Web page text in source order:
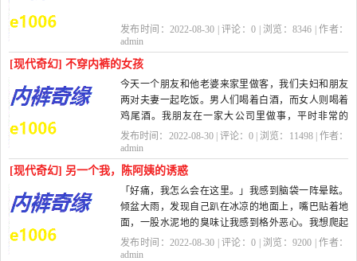
do_not_catch id=cont88682409>优秀
非常。
手抄本。。。边抄边脑补？
这...
发布时间：2022-08-30 | 评论：0 | 浏览：8346 | 作者：
admin
[现代奇幻] 不穿内裤的女孩
今天一个朋友和他老婆来家里做客，我们夫妇和朋友
两对夫妻一起吃饭。男人们喝着白酒，而女人则喝着
鸡尾酒。我朋友在一家大公司里做事，平时非常的
忙，所以他老婆就乾脆在家做了全职...
发布时间：2022-08-30 | 评论：0 | 浏览： 11498| 作者：
admin
[现代奇幻] 另一个我，陈阿姨的诱惑
「好痛，我怎么会在这里。」我感到脑袋一阵晕眩。
倾盆大雨，发现自己趴在冰凉的地面上，嘴巴贴着地
面，一股水泥地的臭味让我感到格外恶心。我想爬起
来却完全动不了。这是怎了？
我记...
发布时间：2022-08-30 | 评论：0 | 浏览：9200 | 作者：
admin